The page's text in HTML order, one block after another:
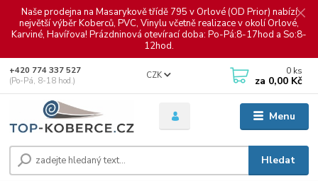
Naše prodejna na Masarykově třídě 795 v Orlové (OD Prior) nabízí
největší výběr Koberců, PVC, Vinylu včetně realizace v okolí Orlové,
Karviné, Havířova! Prázdninová otevírací doba: Po-Pá:8-17hod a So:8-
12hod.
Menu
CZK
Hledat
+420 774 337 527
(Po-Pá, 8-18 hod.)
0 ks
za 0,00 Kč